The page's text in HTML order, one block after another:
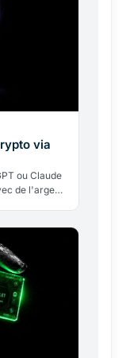
via
ou Claude
de l'argent